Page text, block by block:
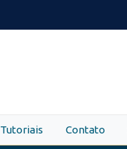
Tutoriais Contato